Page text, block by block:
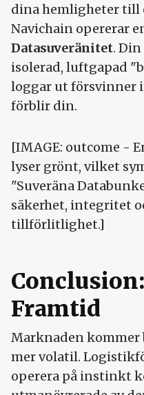
dina hemligheter
Navichain opererar
Datasuveränitet.
isolerad, luftgapad
loggar ut försvinner
förblir din.
[IMAGE: outcome -
lyser grönt, vilket
"Suveräna
säkerhet, integritet
tillförlitlighet.]
Framtid
Marknaden kommer
mer volatil.
operera på instinkt